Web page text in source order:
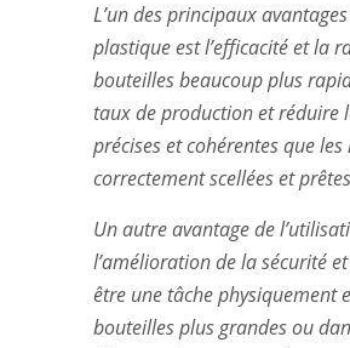
L’un des principaux
plastique est l’efficacité et la
bouteilles beaucoup plus
taux de production et réduire
précises et cohérentes que
correctement scellées et
Un autre avantage de
l’amélioration de la sécurité
être une tâche physiquement
bouteilles plus grandes ou